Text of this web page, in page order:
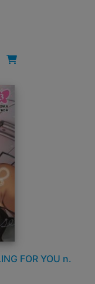
FOR YOU n.